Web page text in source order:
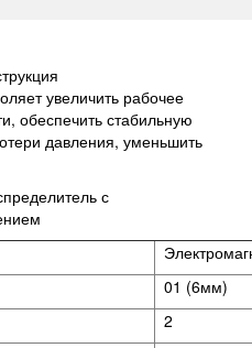
увеличить рабочее
обеспечить стабильную
давления, уменьшить
с
01 (6мм)
2